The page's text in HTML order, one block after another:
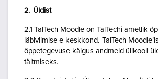
2. Üldist
2.1 TalTech Moodle on TalTechi ametlik
läbiviimise e-keskkond. TalTech
õppetegevuse käigus andmeid ülikooli
täitmiseks.